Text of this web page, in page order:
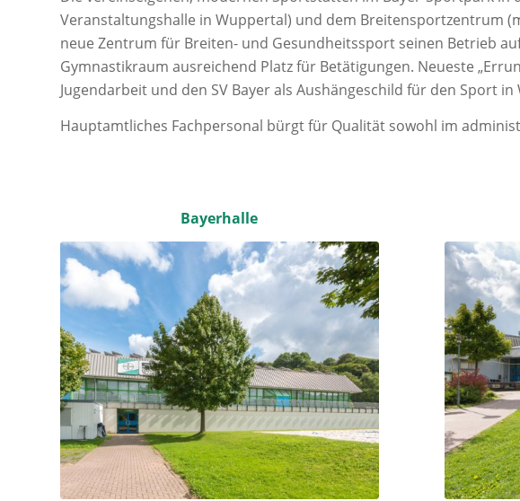
Veranstaltungshalle in Wuppertal) und dem Breitensportzentrum
neue Zentrum für Breiten- und Gesundheitssport seinen Betrieb
Gymnastikraum ausreichend Platz für Betätigungen. Neueste
Jugendarbeit und den SV Bayer als Aushängeschild für den Sport
Hauptamtliches Fachpersonal bürgt für Qualität sowohl im
Bayerhalle